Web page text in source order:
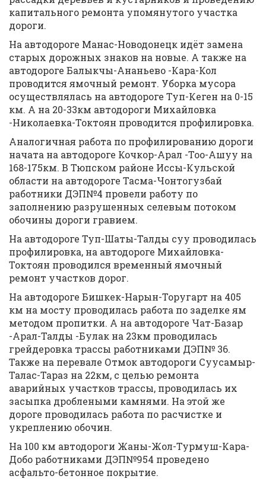
капитального ремонта упомянутого участка
дороги.
На автодороге Манас-Новодонецк идёт замена
старых дорожных знаков на новые. А также на
автодороге Балыкчы-Ананьево -Кара-Кол
проводится ямочный ремонт. Уборка мусора
осуществлялась на автодороге Туп-Кеген на 0-15
км. А на 20-33км автодороги Михайловка
-Николаевка-Токтоян проводится профилировка.
Аналогичная работа по профилированию дороги
начата на автодороге Кочкор-Арал -Тоо-Ашуу на
168-175км. В Тюпском районе Иссы-Кульской
области на автодороге Тасма-Чонтогузбай
работники ДЭП№4 провели работу по
заполнению разрушенных селевым потоком
обочины дороги гравием.
На автодороге Туп-Шаты-Талды суу проводилась
профилировка, на автодороге Михайловка-
Токтоян проводился временный ямочный
ремонт участков дорог.
На автодороге Бишкек-Нарын-Торугарт на 405
км на мосту проводилась работа по заделке ям
методом пропитки. А на автодороге Чат-Базар
-Арал-Талды -Булак на 23км проводилась
грейдеровка трассы работниками ДЭП№ 36.
Также на перевале Отмок автодороги Суусамыр-
Талас-Тараз на 22км, с целью ремонта
аварийных участков трассы, проводилась их
засыпка дроблеными камнями. На этой же
дороге проводилась работа по расчистке и
укреплению обочин.
На 100 км автодороги Жаны-Жол-Турмуш-Кара-
Добо работниками ДЭП№954 проведено
асфальто-бетонное покрытие.